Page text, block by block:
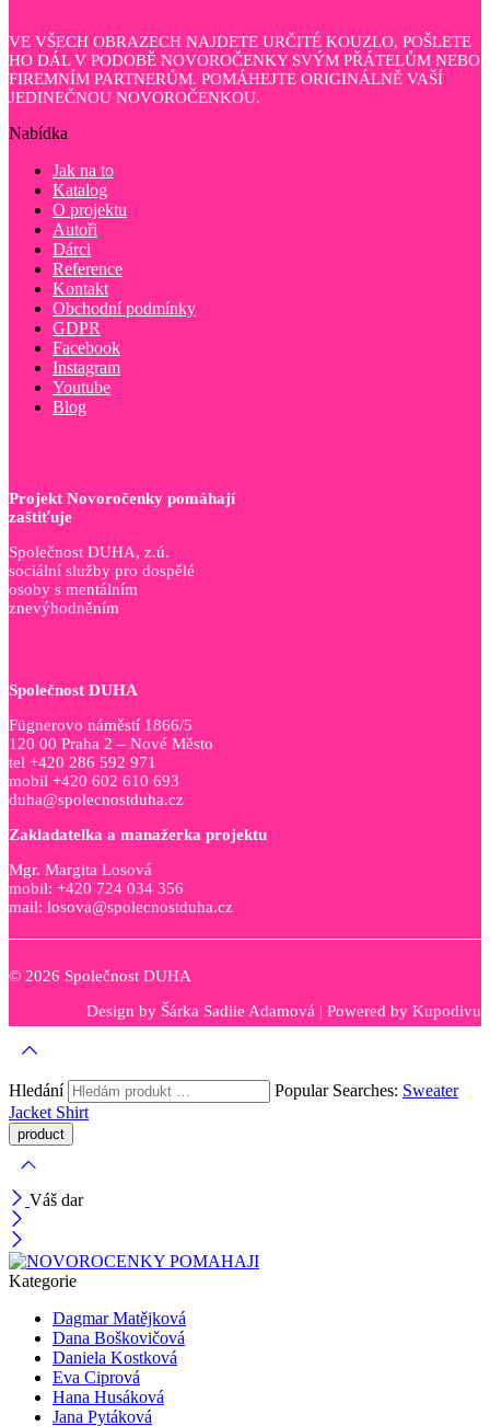
VE VŠECH OBRAZECH NAJDETE URČITÉ KOUZLO, POŠLETE
HO DÁL V PODOBĚ NOVOROČENKY SVÝM PŘÁTELŮM NEBO
FIREMNÍM PARTNERŮM. POMÁHEJTE ORIGINÁLNĚ VAŠÍ
JEDINEČNOU NOVOROČENKOU.
Nabídka
Jak na to
Katalog
O projektu
Autoři
Dárci
Reference
Kontakt
Obchodní podmínky
GDPR
Facebook
Instagram
Youtube
Blog
Projekt Novoročenky pomáhají
zaštiťuje
Společnost DUHA, z.ú.
sociální služby pro dospělé
osoby s mentálním
znevýhodněním
Společnost DUHA
Fügnerovo náměstí 1866/5
120 00 Praha 2 – Nové Město
tel +420 286 592 971
mobil +420 602 610 693
duha@spolecnostduha.cz
Zakladatelka a manažerka projektu
Mgr. Margita Losová
mobil: +420 724 034 356
mail: losova@spolecnostduha.cz
© 2026 Společnost DUHA
Design by Šárka Sadiie Adamová | Powered by Kupodivu
Hledání Popular Searches: Sweater
Jacket Shirt
Váš dar
Kategorie
Dagmar Matějková
Dana Boškovičová
Daniela Kostková
Eva Ciprová
Hana Husáková
Jana Pytáková